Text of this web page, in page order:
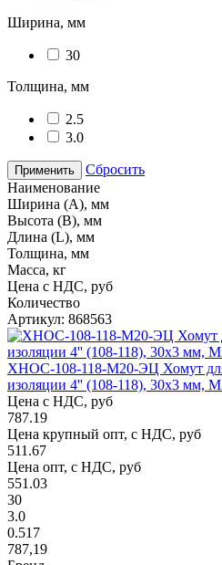
Ширина, мм
30
Толщина, мм
2.5
3.0
Применить
Сбросить
Наименование
Ширина (А), мм
Высота (В), мм
Длина (L), мм
Толщина, мм
Масса, кг
Цена с НДС, руб
Количество
Артикул: 868563
ХНОС-108-118-М20-ЭЦ Хомут
изоляции 4'' (108-118), 30х3 мм,
Цена с НДС, руб
787.19
Цена крупный опт, с НДС, руб
511.67
Цена опт, с НДС, руб
551.03
30
3.0
0.517
787,19